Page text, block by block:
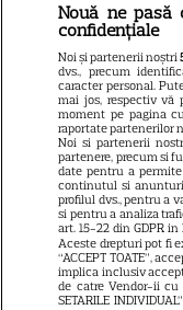
Nouă ne pasă
confidențiale
Noi și partenerii noștri
dvs., precum
caracter personal.
mai jos, respectiv
moment pe pagina
raportate partenerilor
Noi si partenerii
partenere, precum si
date pentru a
continutul si
profilul dvs., pentru a
si pentru a analiza
art. 15-22 din GDPR
Aceste drepturi pot fi
“ACCEPT TOATE”,
implica inclusiv
de catre Vendor-ii cu
SETARILE